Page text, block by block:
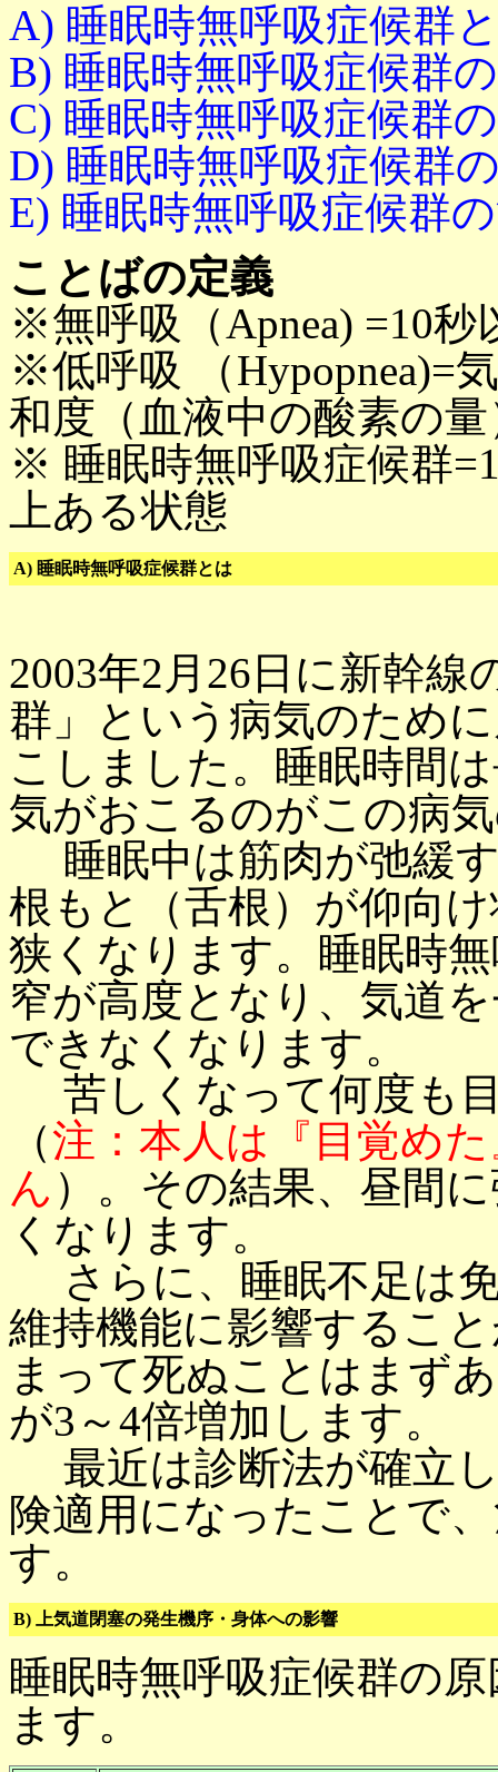
A) 睡眠時無呼吸症候群
B) 睡眠時無呼吸症候群
C) 睡眠時無呼吸症候群
D) 睡眠時無呼吸症候群
E) 睡眠時無呼吸症候群
ことばの定義
※無呼吸（Apnea) =10秒
※低呼吸 （Hypopnea)=
和度（血液中の酸素の
※ 睡眠時無呼吸症候群
上ある状態
A) 睡眠時無呼吸症候群とは
2003年2月26日に新幹線
群」という病気のため
こしました。睡眠時間
気がおこるのがこの病
睡眠中は筋肉が弛緩
根もと（舌根）が仰向
狭くなります。睡眠時
窄が高度となり、気道
できなくなります。
苦しくなって何度も
（注：本人は『目覚め
ん ）。その結果、昼間
くなります。
さらに、睡眠不足は
維持機能に影響するこ
まって死ぬことはまず
が3～4倍増加します。
最近は診断法が確立
険適用になったことで
す。
B) 上気道閉塞の発生機序・身体への影響
睡眠時無呼吸症候群の
ます。